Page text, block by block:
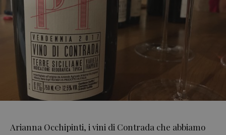
Arianna Occhipinti, i vini di Contrada che abbiamo